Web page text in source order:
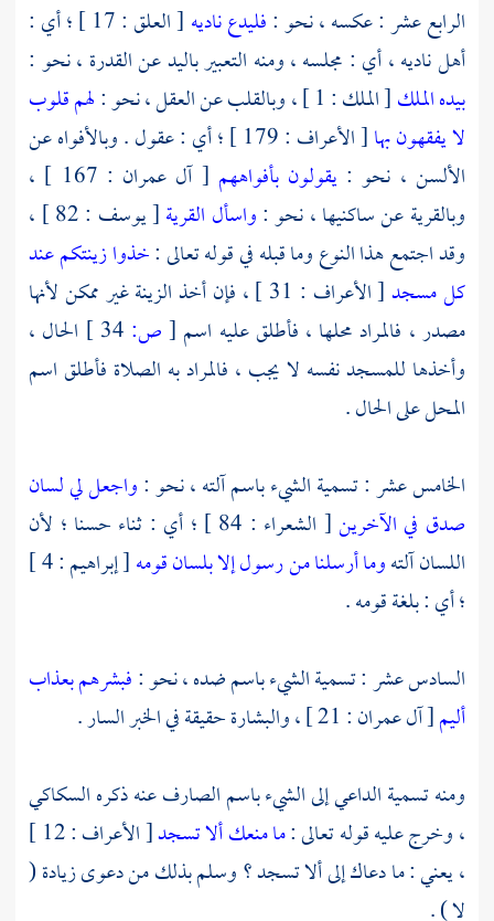
الرابع عشر : عكسه ، نحو :فليدع ناديه
[ العلق : 17 ] ؛ أي :
أهل ناديه ، أي : مجلسه ، ومنه التعبير باليد عن القدرة ، نحو :
بيده الملك[ الملك : 1 ] ، وبالقلب عن العقل ، نحو :
لهم قلوب
لا يفقهون بها
[ الأعراف : 179 ] ؛ أي : عقول . وبالأفواه عن
الألسن ، نحو :يقولون بأفواههم
[ آل عمران : 167 ] ،
وبالقرية عن ساكنيها ، نحو :واسأل القرية
[ يوسف : 82 ] ،
وقد اجتمع هذا النوع وما قبله في قوله تعالى :خذوا زينتكم عند
كل مسجد
[ الأعراف : 31 ] ، فإن أخذ الزينة غير ممكن لأنها
مصدر ، فالمراد محلها ، فأطلق عليه اسم [ص:
الحال ،
وأخذها للمسجد نفسه لا يجب ، فالمراد به الصلاة فأطلق اسم
المحل على الحال .
الخامس عشر : تسمية الشيء باسم آلته ، نحو :واجعل لي لسان
صدق في الآخرين
[ الشعراء : 84 ] ؛ أي : ثناء حسنا ؛ لأن
اللسان آلتهوما أرسلنا من رسول إلا بلسان قومه
[ إبراهيم : 4 ]
؛ أي : بلغة قومه .
السادس عشر : تسمية الشيء باسم ضده ، نحو :فبشرهم بعذاب
أليم[ آل عمران : 21 ] ، والبشارة حقيقة في الخبر السار .
ومنه تسمية الداعي إلى الشيء باسم الصارف عنه ذكرهالسكاكي
،وخرج عليه قوله تعالى :ما منعك ألا تسجد
[ الأعراف : 12 ]
، يعني : ما دعاك إلى ألا تسجد ؟ وسلم بذلك من دعوى زيادة (
لا ) .